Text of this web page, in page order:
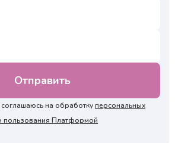
на обработкуперсональных
пользования Платформой